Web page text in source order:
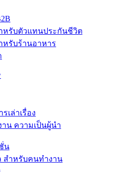
หรับตัวแทนประกันชีวิต
หรับร้านอาหาร
เล่าเรื่อง
าน ความเป็นผู้นำ
น
สำหรับคนทำงาน